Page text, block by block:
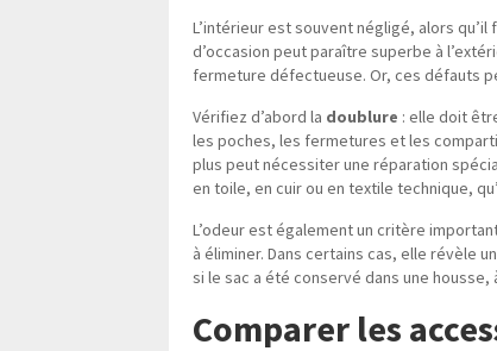
L’intérieur est souvent négligé, alors
d’occasion peut paraître superbe à
fermeture défectueuse. Or, ces défauts
Vérifiez d’abord la doublure : elle doit
les poches, les fermetures et les
plus peut nécessiter une réparation
en toile, en cuir ou en textile technique,
L’odeur est également un critère
à éliminer. Dans certains cas, elle révèle
si le sac a été conservé dans une housse,
Comparer les